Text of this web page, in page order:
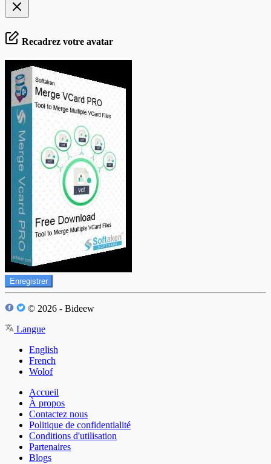
Recadrez votre avatar
Enregistrer
© 2026 - Bideew
Langue
English
French
Wolof
Accueil
À propos
Contactez nous
Politique de confidentialité
Conditions d'utilisation
Partenaires
Blogs